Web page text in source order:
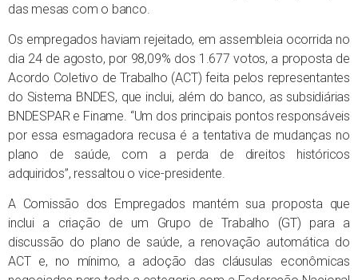
das mesas com o banco.
Os empregados haviam rejeitado, em assembleia ocorrida no
dia 24 de agosto, por 98,09% dos 1.677 votos, a proposta de
Acordo Coletivo de Trabalho (ACT) feita pelos representantes
do Sistema BNDES, que inclui, além do banco, as subsidiárias
BNDESPAR e Finame. “Um dos principais pontos responsáveis
por essa esmagadora recusa é a tentativa de mudanças no
plano de saúde, com a perda de direitos históricos
adquiridos”, ressaltou o vice-presidente.
A Comissão dos Empregados mantém sua proposta que
inclui a criação de um Grupo de Trabalho (GT) para a
discussão do plano de saúde, a renovação automática do
ACT e, no mínimo, a adoção das cláusulas econômicas